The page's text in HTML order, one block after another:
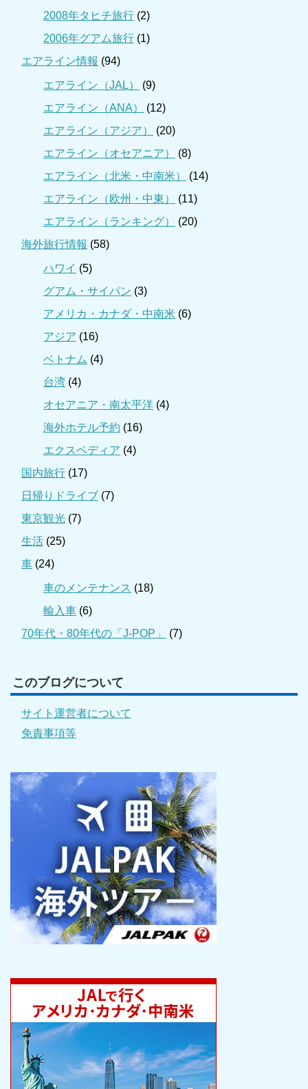
2008年タヒチ旅行 (2)
2006年グアム旅行 (1)
エアライン情報 (94)
エアライン（JAL）
(9)
エアライン（ANA）
(12)
エアライン（アジア）
(20)
エアライン（オセアニア）
(8)
エアライン（北米・中南米）
(14)
エアライン（欧州・中東）
(11)
エアライン（ランキング）
(20)
海外旅行情報 (58)
ハワイ (5)
グアム・サイパン (3)
アメリカ・カナダ・中南米 (6)
アジア (16)
ベトナム (4)
台湾 (4)
オセアニア・南太平洋 (4)
海外ホテル予約 (16)
エクスペディア (4)
国内旅行 (17)
日帰りドライブ (7)
東京観光 (7)
生活 (25)
車 (24)
車のメンテナンス (18)
輸入車 (6)
70年代・80年代の「J-POP」
(7)
このブログについて
サイト運営者について
免責事項等